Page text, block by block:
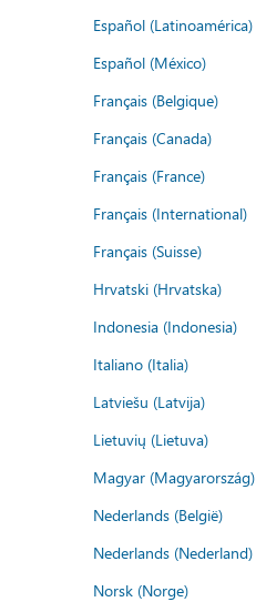
Español (Latinoamérica)
Español (México)
Français (Belgique)
Français (Canada)
Français (France)
Français (International)
Français (Suisse)
Hrvatski (Hrvatska)
Indonesia (Indonesia)
Italiano (Italia)
Latviešu (Latvija)
Lietuvių (Lietuva)
Magyar (Magyarország)
Nederlands (België)
Nederlands (Nederland)
Norsk (Norge)